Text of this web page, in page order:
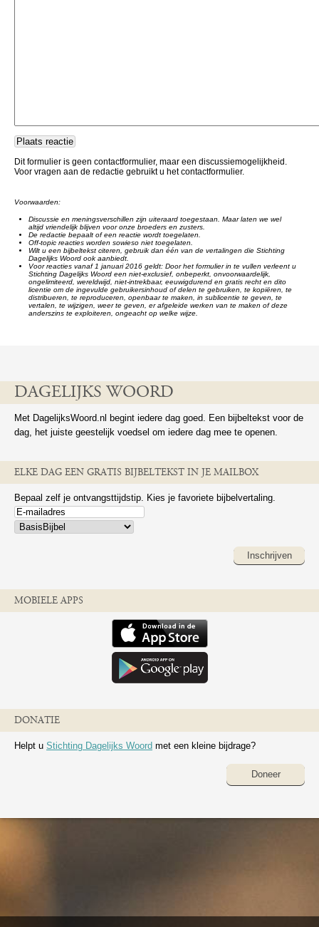
Dit formulier is geen contactformulier, maar een discussiemogelijkheid.
Voor vragen aan de redactie gebruikt u het contactformulier.
Voorwaarden:
Discussie en meningsverschillen zijn uiteraard toegestaan. Maar laten we wel
altijd vriendelijk blijven voor onze broeders en zusters.
De redactie bepaalt of een reactie wordt toegelaten.
Off-topic reacties worden sowieso niet toegelaten.
Wilt u een bijbeltekst citeren, gebruik dan één van de vertalingen die Stichting
Dagelijks Woord ook aanbiedt.
Voor reacties vanaf 1 januari 2016 geldt: Door het formulier in te vullen verleent u
Stichting Dagelijks Woord een niet-exclusief, onbeperkt, onvoorwaardelijk,
ongelimiteerd, wereldwijd, niet-intrekbaar, eeuwigdurend en gratis recht en dito
licentie om de ingevulde gebruikersinhoud of delen te gebruiken, te kopiëren, te
distribueren, te reproduceren, openbaar te maken, in sublicentie te geven, te
vertalen, te wijzigen, weer te geven, er afgeleide werken van te maken of deze
anderszins te exploiteren, ongeacht op welke wijze.
DAGELIJKS WOORD
Met DagelijksWoord.nl begint iedere dag goed. Een bijbeltekst voor de
dag, het juiste geestelijk voedsel om iedere dag mee te openen.
ELKE DAG EEN GRATIS BIJBELTEKST IN JE MAILBOX
Bepaal zelf je ontvangsttijdstip. Kies je favoriete bijbelvertaling.
Inschrijven
MOBIELE APPS
DONATIE
Helpt u Stichting Dagelijks Woord met een kleine bijdrage?
Doneer